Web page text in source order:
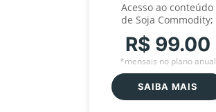
Acesso ao conteúdo
de Soja Commodity;
R$ 99.00
*mensais no plano anual
SAIBA MAIS